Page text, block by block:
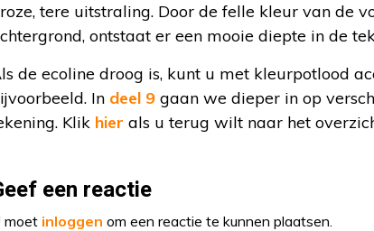
tere uitstraling. Door de felle kleur van de
ontstaat er een mooie diepte in de
de ecoline droog is, kunt u met kleurpotlood
In deel 9 gaan we dieper in op
Klik hier als u terug wilt naar het
een reactie
moet inloggen om een reactie te kunnen plaatsen.